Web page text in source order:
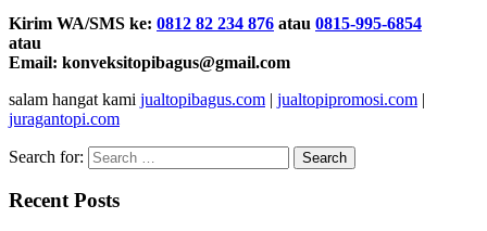
Kirim WA/SMS ke: 0812 82 234 876 atau 0815-995-6854
atau
Email: konveksitopibagus@gmail.com
salam hangat kami jualtopibagus.com | jualtopipromosi.com |
juragantopi.com
Search for:
Recent Posts